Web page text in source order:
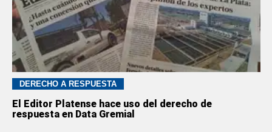
DERECHO A RESPUESTA
El Editor Platense hace uso del derecho de
respuesta en Data Gremial